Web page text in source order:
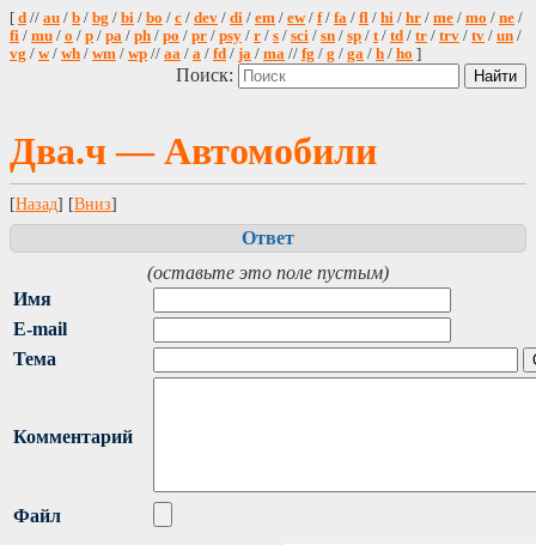
[ d // au / b / bg / bi / bo / c / dev / di / em / ew/ f/ fa / fl / hi / hr / me / mo / ne /
fi / mu / o / p / pa / ph / po / pr / psy / r / s / sci / sn / sp / t/ td / tr / trv / tv / un /
vg / w/ wh / wm / wp // aa / a / fd / ja / ma // fg / g / ga / h / ho ]
Поиск:
Два.ч — Автомобили
[Назад] [Вниз]
Ответ
(оставьте это поле пустым)
Имя
E-mail
Тема
Комментарий
Файл